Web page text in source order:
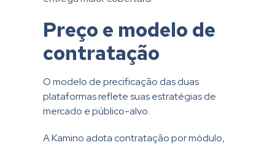
Preço e modelo de
contratação
O modelo de precificação das duas
plataformas reflete suas estratégias de
mercado e público-alvo.
A Kamino adota contratação por módulo,